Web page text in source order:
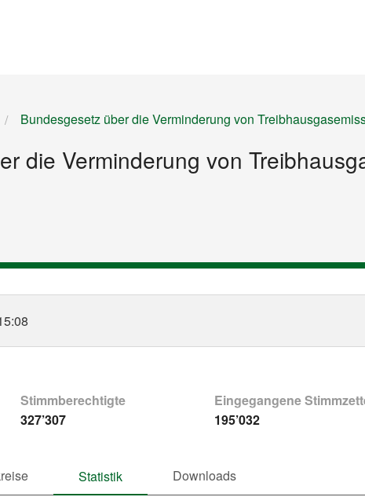
Bundesgesetz über die Verminderung von
die Verminderung von
Stimmberechtigte
327’307
Eingegangene
195’032
Statistik Downloads